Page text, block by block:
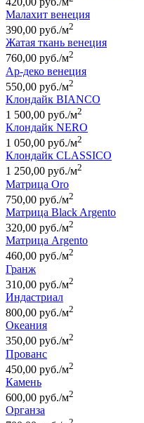
Малахит венеция
390,00 руб./м2
Жатая ткань венеция
760,00 руб./м2
Ар-деко венеция
550,00 руб./м2
Клондайк BIANCO
1 500,00 руб./м2
Клондайк NERO
1 050,00 руб./м2
Клондайк CLASSICO
1 250,00 руб./м2
Матрица Oro
750,00 руб./м2
Матрица Black Argento
320,00 руб./м2
Матрица Argento
460,00 руб./м2
Гранж
310,00 руб./м2
Индастриал
800,00 руб./м2
Океания
350,00 руб./м2
Прованс
450,00 руб./м2
Камень
600,00 руб./м2
Органза